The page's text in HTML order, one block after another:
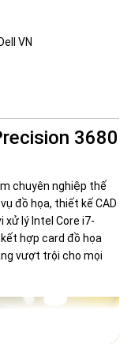
VN
3680
chuyên nghiệp thế
đồ họa, thiết kế CAD
xử lý Intel Core i7-
hợp card đồ họa
vượt trội cho mọi